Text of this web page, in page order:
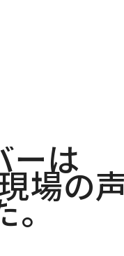
ーは
場の